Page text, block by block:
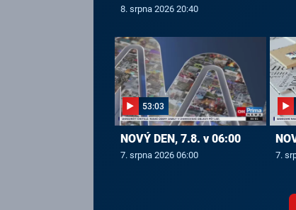
8. srpna 2026 20:40
53:03
NOVÝ DEN, 7.8. v 06:00
7. srpna 2026 06:00 7.